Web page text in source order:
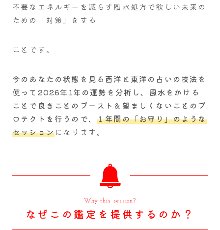
不要なエネルギーを減らす風水処方で欲しい未来の
ための「対策」をする
ことです。
今のあなたの状態を見る西洋と東洋の占いの技法を
使って2026年1年の運勢を分析し、風水をかける
ことで良きことのブースト＆望ましくないことのプ
ロテクトを行うので、 １年間の「お守り」のような
セッションになります。
Why this session?
なぜこの鑑定を提供するのか？